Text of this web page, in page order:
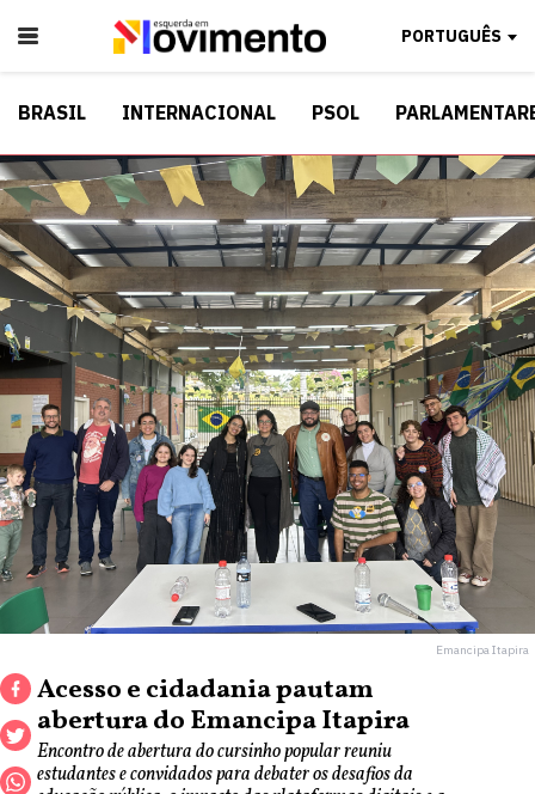
PORTUGUÊS
BRASIL INTERNACIONAL PSOL
Emancipa Itapira
Acesso e cidadania pautam
abertura do Emancipa Itapira
Encontro de abertura do cursinho popular reuniu
estudantes e convidados para debater os desafios da